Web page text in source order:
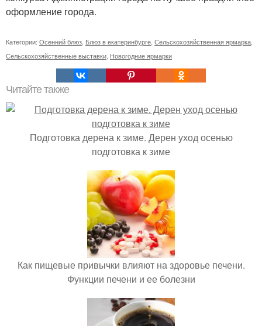
оформление города.
Категории: Осенний блюз Блюз в екатеринбурге Сельскохозяйственная ярмарка
Сельскохозяйственные выставки Новогодние ярмарки
Читайте также
Подготовка дерена к зиме. Дерен уход осенью
подготовка к зиме
Как пищевые привычки влияют на здоровье печени.
Функции печени и ее болезни